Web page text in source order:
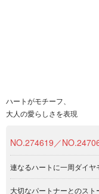
ハートがモチーフ、
大人の愛らしさを表現
NO.274619／
連なるハートに一周ダイヤ
大切なパートナーとのス